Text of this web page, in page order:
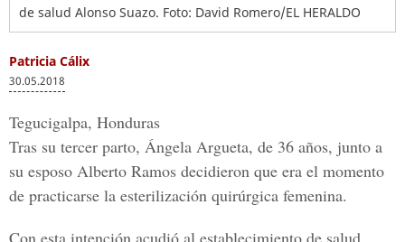
de salud Alonso Suazo. Foto: David Romero/EL HERALDO
Patricia Cálix
30.05.2018
Tegucigalpa, Honduras
Tras su tercer parto, Ángela Argueta, de 36 años, junto a
su esposo Alberto Ramos decidieron que era el momento
de practicarse la esterilización quirúrgica femenina.
Con esta intención acudió al establecimiento de salud